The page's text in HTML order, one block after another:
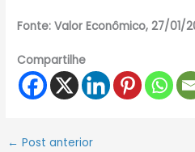
Fonte: Valor Econômico, 27/01/
Compartilhe
← Post anterior